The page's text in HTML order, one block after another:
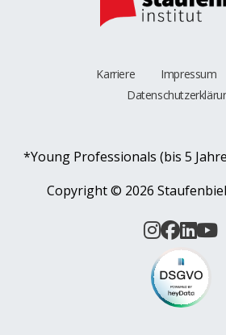
Karriere Impressum
*Young Professionals (bis 5
Copyright © 2026